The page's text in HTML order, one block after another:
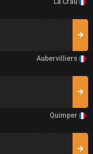
Aubervilliers
Quimper